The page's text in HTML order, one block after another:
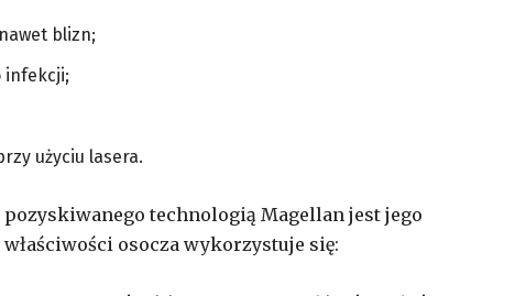
blizn;
infekcji;
użyciu lasera.
technologią Magellan jest jego
osocza wykorzystuje się: